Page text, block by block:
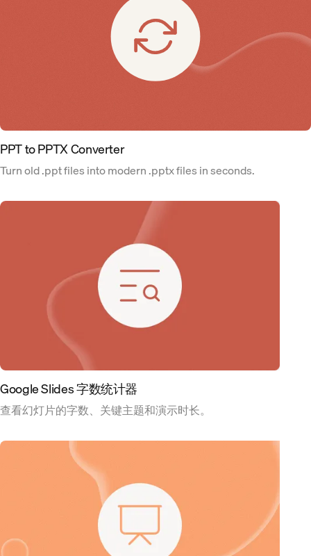
PPT to PPTX Converter
Turn old .ppt files into modern .pptx files in seconds.
Google Slides 字数统计器
查看幻灯片的字数、关键主题和演示时长。